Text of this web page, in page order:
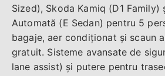
Sized), Skoda Kamiq (D1 Family)
Automată (E Sedan) pentru 5
bagaje, aer condiționat și scaun
gratuit. Sisteme avansate de
lane assist) și putere pentru